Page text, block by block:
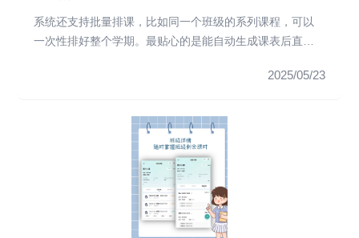
系统还支持批量排课，比如同一个班级的系列课程，可以
一次性排好整个学期。最贴心的是能自动生成课表后直接
2025/05/23